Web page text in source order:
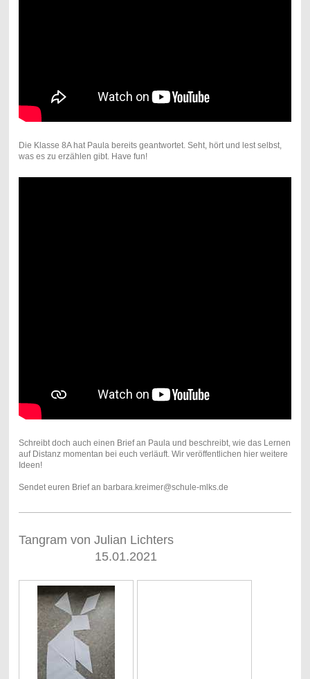
Die Klasse 8A hat Paula bereits geantwortet. Seht, hört und lest selbst,
was es zu erzählen gibt. Have fun!
Schreibt doch auch einen Brief an Paula und beschreibt, wie das Lernen
auf Distanz momentan bei euch verläuft. Wir veröffentlichen hier weitere
Ideen!
Sendet euren Brief an barbara.kreimer@schule-mlks.de
Tangram von Julian Lichters
15.01.2021